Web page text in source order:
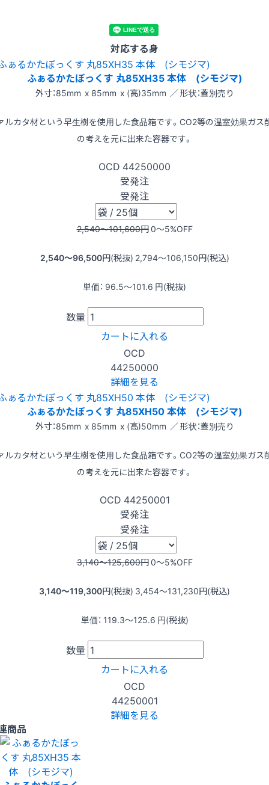
対応する身
ふぁるかたぼっくす 丸85XH35 本体 (シモジマ)
外寸：85mm x 85mm x (高)35mm ／ 形状：蓋別売り
ルカタ材という早生樹を使用した食品箱です。CO2等の温室効果ガス
の考えを元に出来た容器です。
OCD 44250000
受発注
受発注
2,540〜101,600円0〜5%OFF
2,540〜96,500円(税抜) 2,794〜106,150円(税込)
単価： 96.5〜101.6 円(税抜)
数量
カートに入れる
OCD
44250000
詳細を見る
ふぁるかたぼっくす 丸85XH50 本体 (シモジマ)
外寸：85mm x 85mm x (高)50mm ／ 形状：蓋別売り
ルカタ材という早生樹を使用した食品箱です。CO2等の温室効果ガス
の考えを元に出来た容器です。
OCD 44250001
受発注
受発注
3,140〜125,600円0〜5%OFF
3,140〜119,300円(税抜) 3,454〜131,230円(税込)
単価： 119.3〜125.6 円(税抜)
数量
カートに入れる
OCD
44250001
詳細を見る
商品